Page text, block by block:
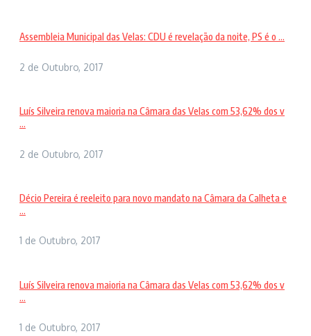
Assembleia Municipal das Velas: CDU é revelação da noite, PS é o ...
2 de Outubro, 2017
Luís Silveira renova maioria na Câmara das Velas com 53,62% dos v
...
2 de Outubro, 2017
Décio Pereira é reeleito para novo mandato na Câmara da Calheta e
...
1 de Outubro, 2017
Luís Silveira renova maioria na Câmara das Velas com 53,62% dos v
...
1 de Outubro, 2017